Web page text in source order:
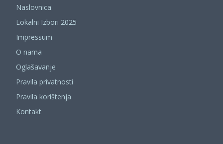
Naslovnica
Lokalni Izbori 2025
Impressum
O nama
Oglašavanje
Pravila privatnosti
Pravila korištenja
Kontakt